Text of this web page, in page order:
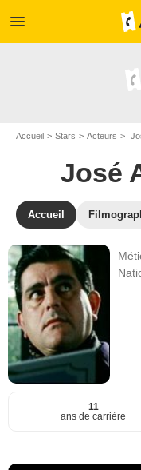
menu
Accueil Stars Acteurs
José
Accueil
11
ans de carrière